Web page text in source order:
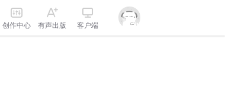
创作中心 有声出版 客户端